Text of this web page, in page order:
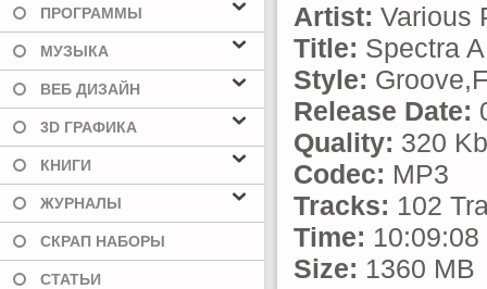
ПРОГРАММЫ
МУЗЫКА
ВЕБ ДИЗАЙН
3D ГРАФИКА
КНИГИ
ЖУРНАЛЫ
СКРАП НАБОРЫ
СТАТЬИ
Artist: Various
Title: Spectra
Style:
Release Date:
Quality: 320
Codec: MP3
Tracks: 102
Time: 10:09:08
Size: 1360 MB